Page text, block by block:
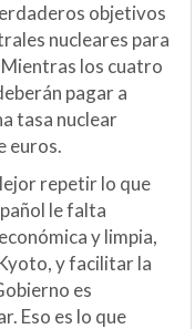
objetivos
nucleares para
los cuatro
pagar a
tasa nuclear
euros.
repetir lo que
le falta
y limpia,
y facilitar la
es
Eso es lo que